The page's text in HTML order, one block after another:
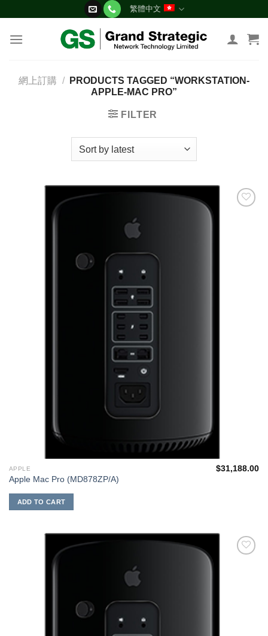
content
繁體中文
網上訂購 /
PRODUCTS TAGGED “WORKSTATION-
APPLE-MAC PRO”
FILTER
APPLE
Apple Mac Pro (MD878ZP/A)
$31,188.00
ADD TO CART